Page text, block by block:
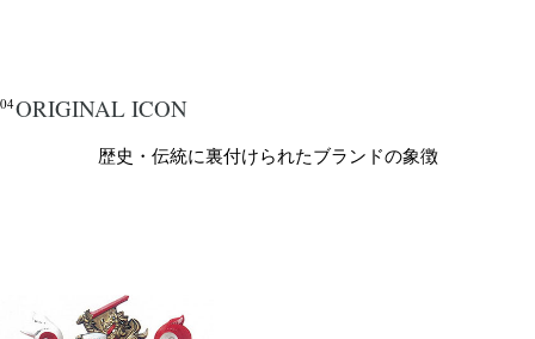
04ORIGINAL ICON
歴史・伝統に裏付けられたブランドの象徴